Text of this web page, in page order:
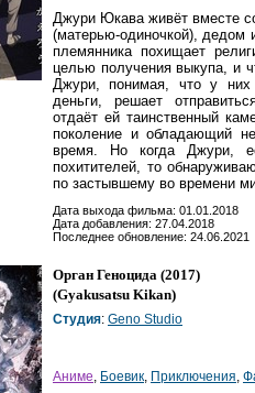
Джури Юкава живёт вместе
(матерью-одиночкой),
племянника похищает
целью получения выкупа, и
Джури, понимая, что у них
деньги, решает
отдаёт ей таинственный
поколение и обладающий
время. Но когда Джури,
похитителей, то
по застывшему во времени
Дата выхода фильма: 01.01.2018
Дата добавления: 27.04.2018
Последнее обновление: 24.06.2021
Орган Геноцида (2017)
(Gyakusatsu Kikan)
Студия: Geno Studio
Аниме Боевик Приключения